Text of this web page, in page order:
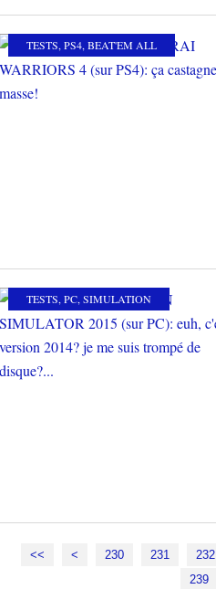
TESTS, PS4, BEAT'EM ALL
TESTS, PC, SIMULATION
<< < 200
210
220
230 231 232
239